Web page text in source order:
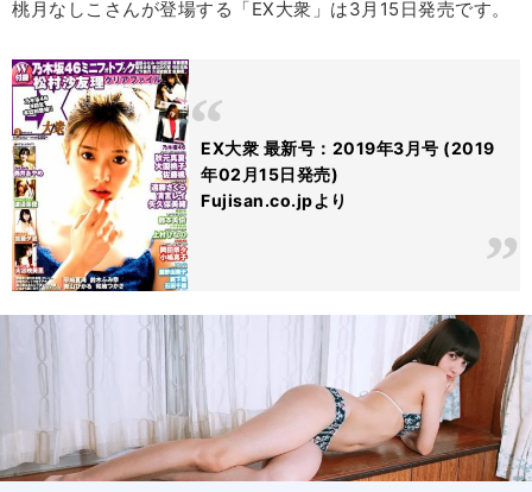
桃月なしこさんが登場する「EX大衆」は3月15日発売です。
EX大衆 最新号：2019年3月号 (2019
年02月15日発売)
Fujisan.co.jpより